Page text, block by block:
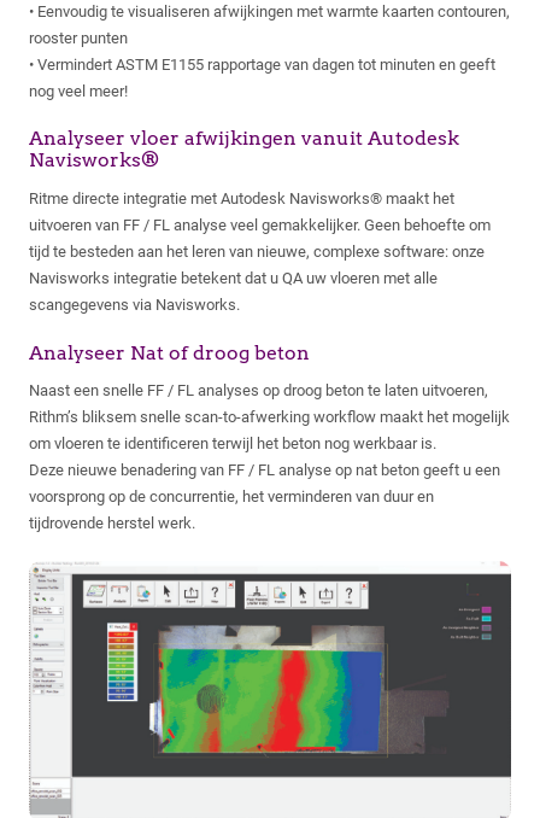
• Eenvoudig te visualiseren afwijkingen met warmte kaarten contouren,
rooster punten
• Vermindert ASTM E1155 rapportage van dagen tot minuten en geeft
nog veel meer!
Analyseer vloer afwijkingen vanuit Autodesk
Navisworks®
Ritme directe integratie met Autodesk Navisworks® maakt het
uitvoeren van FF / FL analyse veel gemakkelijker. Geen behoefte om
tijd te besteden aan het leren van nieuwe, complexe software: onze
Navisworks integratie betekent dat u QA uw vloeren met alle
scangegevens via Navisworks.
Analyseer Nat of droog beton
Naast een snelle FF / FL analyses op droog beton te laten uitvoeren,
Rithm’s bliksem snelle scan-to-afwerking workflow maakt het mogelijk
om vloeren te identificeren terwijl het beton nog werkbaar is.
Deze nieuwe benadering van FF / FL analyse op nat beton geeft u een
voorsprong op de concurrentie, het verminderen van duur en
tijdrovende herstel werk.